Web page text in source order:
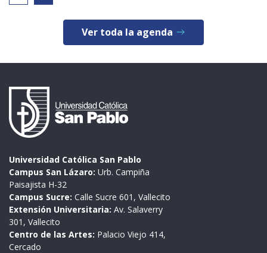
Ver toda la agenda
Universidad Católica San Pablo
Campus San Lázaro: Urb. Campiña
Paisajista H-32
Campus Sucre: Calle Sucre 601, Vallecito
Extensión Universitaria: Av. Salaverry
301, Vallecito
Centro de las Artes: Palacio Viejo 414,
Cercado